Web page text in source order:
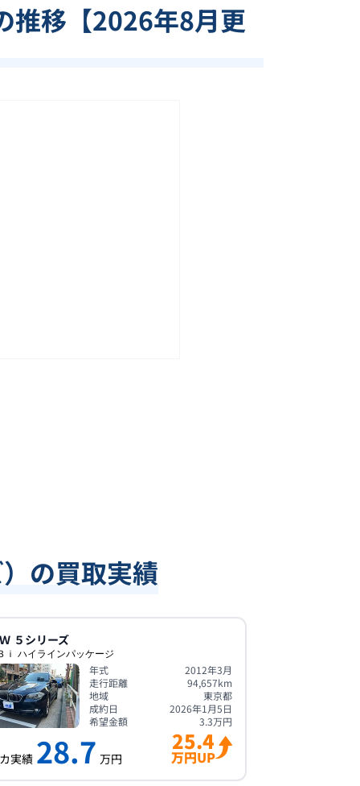
推移【2026年8月更
の買取実績
５シリーズ
ｉ ハイラインパッケージ
年式
2012年3月
走行距離
94,657km
地域
東京都
成約日
2026年1月5日
希望金額
3.3万円
実績 28.7 万円
25.4
万円UP